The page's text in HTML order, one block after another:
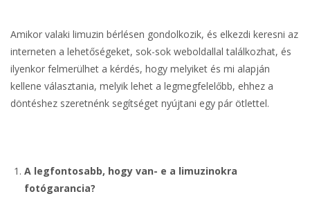
Amikor valaki limuzin bérlésen gondolkozik, és elkezdi keresni az
interneten a lehetőségeket, sok-sok weboldallal találkozhat, és
ilyenkor felmerülhet a kérdés, hogy melyiket és mi alapján
kellene választania, melyik lehet a legmegfelelőbb, ehhez a
döntéshez szeretnénk segítséget nyújtani egy pár ötlettel.
A legfontosabb, hogy van- e a limuzinokra
fotógarancia?